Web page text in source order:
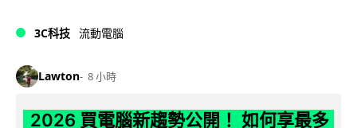
3C科技 流動電腦
Lawton 8 小時
2026 買電腦新趨勢公開！ 如何享最多